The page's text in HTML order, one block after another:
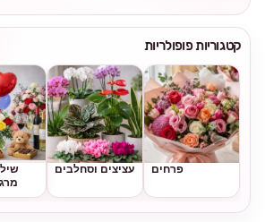
קטגוריות פופולריות
פרחים עציצים וסחלבים